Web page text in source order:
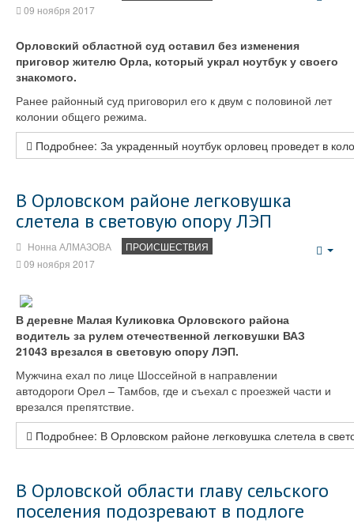
09 ноября 2017
Орловский областной суд оставил без изменения
приговор жителю Орла, который украл ноутбук у своего
знакомого.
Ранее районный суд приговорил его к двум с половиной лет
колонии общего режима.
Подробнее: За украденный ноутбук орловец проведет в
В Орловском районе легковушка
слетела в световую опору ЛЭП
Нонна АЛМАЗОВА
ПРОИСШЕСТВИЯ
09 ноября 2017
В деревне Малая Куликовка Орловского района
водитель за рулем отечественной легковушки ВАЗ
21043 врезался в световую опору ЛЭП.
Мужчина ехал по лице Шоссейной в направлении
автодороги Орел – Тамбов, где и съехал с проезжей части и
врезался препятствие.
Подробнее: В Орловском районе легковушка слетела в
В Орловской области главу сельского
поселения подозревают в подлоге